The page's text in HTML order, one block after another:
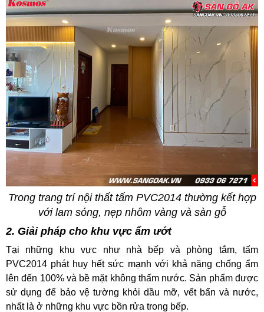
Trong trang trí nội thất tấm PVC2014 thường kết hợp
với lam sóng, nẹp nhôm vàng và sàn gỗ
2. Giải pháp cho khu vực ẩm ướt
Tại những khu vực như nhà bếp và phòng tắm, tấm
PVC2014 phát huy hết sức mạnh với khả năng chống ẩm
lên đến 100% và bề mặt không thấm nước. Sản phẩm được
sử dụng để bảo vệ tường khỏi dầu mỡ, vết bẩn và nước,
nhất là ở những khu vực bồn rửa trong bếp.